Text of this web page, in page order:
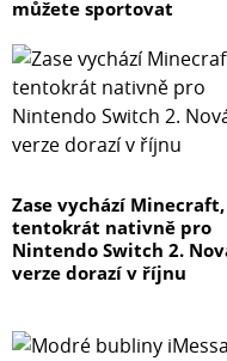
můžete sportovat
Zase vychází Minecraft,
tentokrát nativně pro
Nintendo Switch 2.
verze dorazí v říjnu